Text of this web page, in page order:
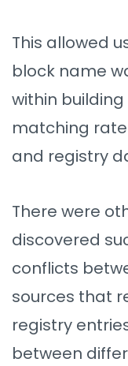
This allowed
block name
within
matching
and registry
There were
discovered
conflicts
sources that
registry
between